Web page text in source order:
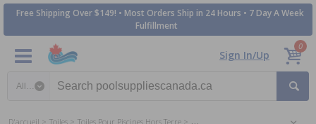
Free Shipping Over $149! • Most Orders Ship in 24 Hours • 7 Day A Week
Fulfillment
Sign In/Up
0
D'accueil Toiles Toiles Pour Piscines Hors Terre Toiles de piscine hors terre 12 pieds